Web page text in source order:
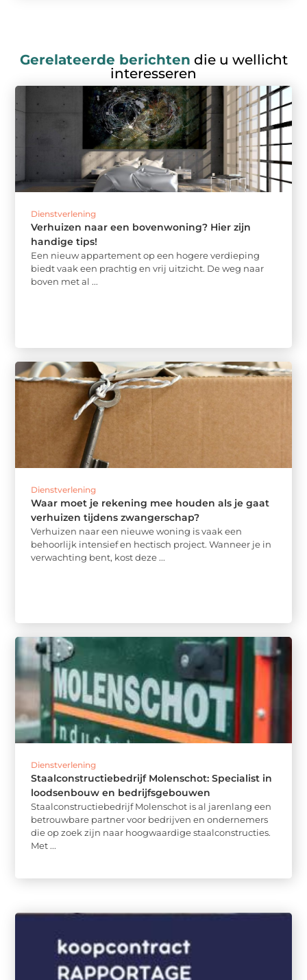
Gerelateerde berichten die u wellicht
interesseren
Dienstverlening
Verhuizen naar een bovenwoning? Hier zijn
handige tips!
Een nieuw appartement op een hogere verdieping
biedt vaak een prachtig en vrij uitzicht. De weg naar
boven met al ...
Dienstverlening
Waar moet je rekening mee houden als je gaat
verhuizen tijdens zwangerschap?
Verhuizen naar een nieuwe woning is vaak een
behoorlijk intensief en hectisch project. Wanneer je in
verwachting bent, kost deze ...
Dienstverlening
Staalconstructiebedrijf Molenschot: Specialist in
loodsenbouw en bedrijfsgebouwen
Staalconstructiebedrijf Molenschot is al jarenlang een
betrouwbare partner voor bedrijven en ondernemers
die op zoek zijn naar hoogwaardige staalconstructies.
Met ...